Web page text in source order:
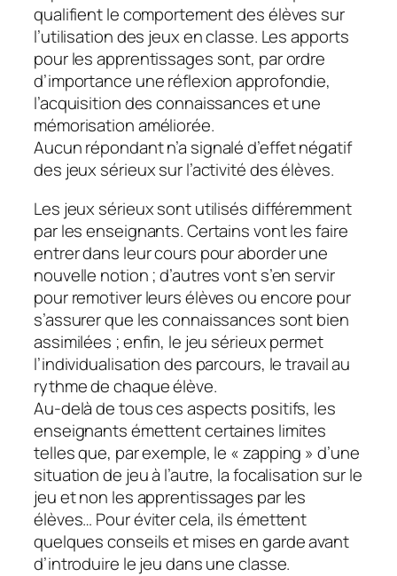
qualifient le comportement des élèves sur
l’utilisation des jeux en classe. Les apports
pour les apprentissages sont, par ordre
d’importance une réflexion approfondie,
l’acquisition des connaissances et une
mémorisation améliorée.
Aucun répondant n’a signalé d’effet négatif
des jeux sérieux sur l’activité des élèves.
Les jeux sérieux sont utilisés différemment
par les enseignants. Certains vont les faire
entrer dans leur cours pour aborder une
nouvelle notion ; d’autres vont s’en servir
pour remotiver leurs élèves ou encore pour
s’assurer que les connaissances sont bien
assimilées ; enfin, le jeu sérieux permet
l’individualisation des parcours, le travail au
rythme de chaque élève.
Au-delà de tous ces aspects positifs, les
enseignants émettent certaines limites
telles que, par exemple, le «zapping » d’une
situation de jeu à l’autre, la focalisation sur le
jeu et non les apprentissages par les
élèves… Pour éviter cela, ils émettent
quelques conseils et mises en garde avant
d’introduire le jeu dans une classe.